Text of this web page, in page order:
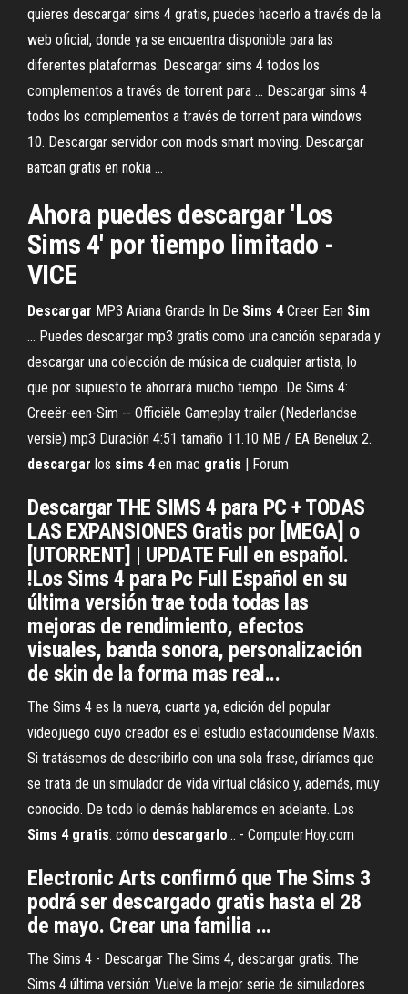
quieres descargar sims 4 gratis, puedes hacerlo a través de la
web oficial, donde ya se encuentra disponible para las
diferentes plataformas. Descargar sims 4 todos los
complementos a través de torrent para ... Descargar sims 4
todos los complementos a través de torrent para windows
10. Descargar servidor con mods smart moving. Descargar
ватсап gratis en nokia ...
Ahora puedes descargar 'Los
Sims 4' por tiempo limitado -
VICE
Descargar MP3 Ariana Grande In De Sims 4Creer Een Sim
… Puedes descargar mp3 gratis como una canción separada y
descargar una colección de música de cualquier artista, lo
que por supuesto te ahorrará mucho tiempo...De Sims 4:
Creeër-een-Sim -- Officiële Gameplay trailer (Nederlandse
versie) mp3 Duración 4:51 tamaño 11.10 MB / EA Benelux 2.
descargar los sims 4en mac gratis | Forum
Descargar THE SIMS 4 para PC + TODAS
LAS EXPANSIONES Gratis por [MEGA] o
[UTORRENT] | UPDATE Full en español.
!Los Sims 4 para Pc Full Español en su
última versión trae toda todas las
mejoras de rendimiento, efectos
visuales, banda sonora, personalización
de skin de la forma mas real...
The Sims 4 es la nueva, cuarta ya, edición del popular
videojuego cuyo creador es el estudio estadounidense Maxis.
Si tratásemos de describirlo con una sola frase, diríamos que
se trata de un simulador de vida virtual clásico y, además, muy
conocido. De todo lo demás hablaremos en adelante. Los
Sims 4 gratis: cómo descargarlo... - ComputerHoy.com
Electronic Arts confirmó que The Sims 3
podrá ser descargado gratis hasta el 28
de mayo. Crear una familia ...
The Sims 4 - Descargar The Sims 4, descargar gratis. The
Sims 4 última versión: Vuelve la mejor serie de simuladores